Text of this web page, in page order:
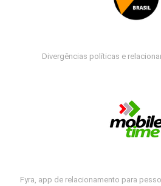
Divergências políticas e
Fyra, app de relacionamento para